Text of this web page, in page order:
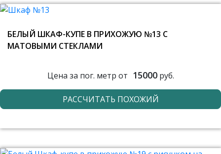
БЕЛЫЙ ШКАФ-КУПЕ В ПРИХОЖУЮ №13 С
МАТОВЫМИ СТЕКЛАМИ
Цена за пог. метр от 15000руб.
РАССЧИТАТЬ ПОХОЖИЙ